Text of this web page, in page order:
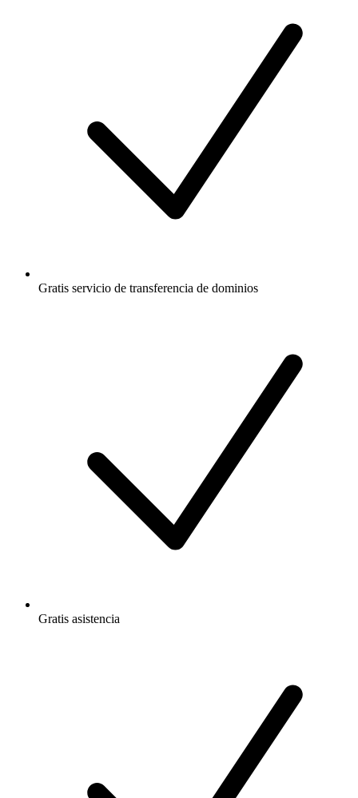
Gratis servicio de transferencia de dominios
Gratis asistencia